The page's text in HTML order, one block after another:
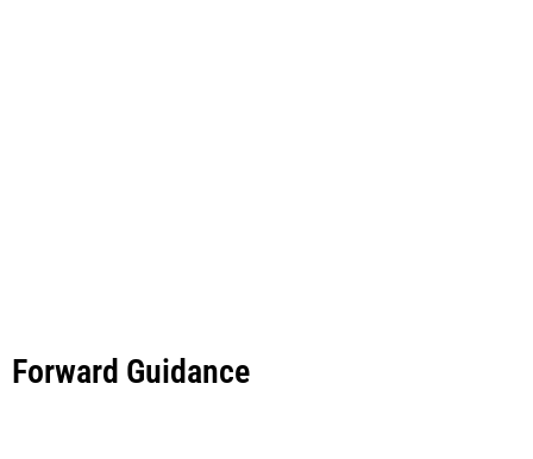
Forward Guidance